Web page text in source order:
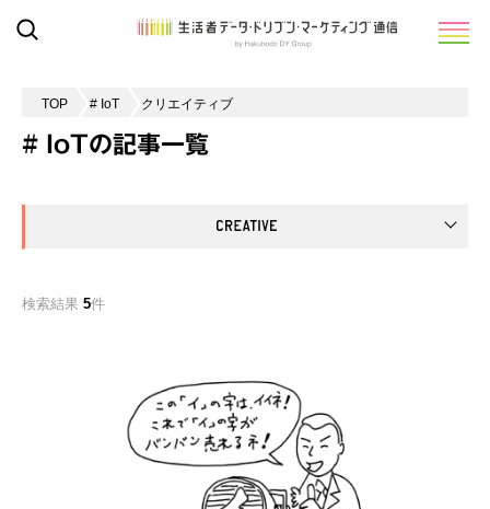
TOP # IoT クリエイティブ
# IoTの記事一覧
検索結果 5件